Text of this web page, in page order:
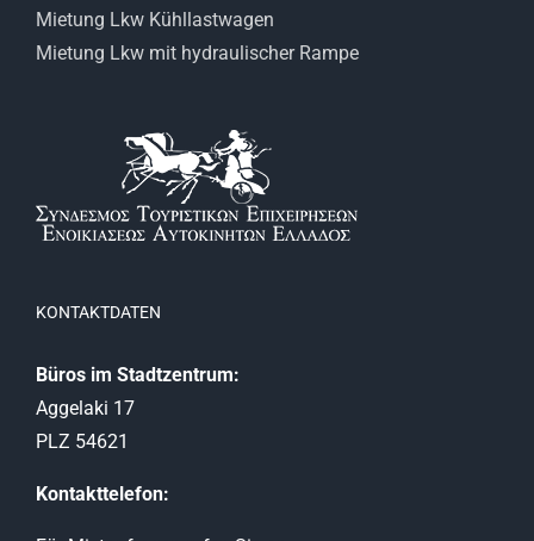
Mietung Lkw Kühllastwagen
Mietung Lkw mit hydraulischer Rampe
KONTAKTDATEN
Büros im Stadtzentrum:
Aggelaki 17
PLZ 54621
Kontakttelefon: